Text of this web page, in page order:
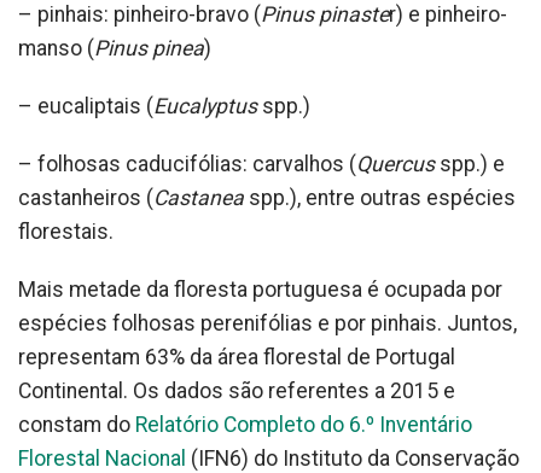
– pinhais: pinheiro-bravo (Pinus pinaster) e pinheiro-
manso (Pinus pinea)
– eucaliptais (Eucalyptusspp.)
– folhosas caducifólias: carvalhos (Quercusspp.) e
castanheiros (Castanea spp.), entre outras espécies
florestais.
Mais metade da floresta portuguesa é ocupada por
espécies folhosas perenifólias e por pinhais. Juntos,
representam 63% da área florestal de Portugal
Continental. Os dados são referentes a 2015 e
constam do Relatório Completo do 6.º Inventário
Florestal Nacional (IFN6) do Instituto da Conservação